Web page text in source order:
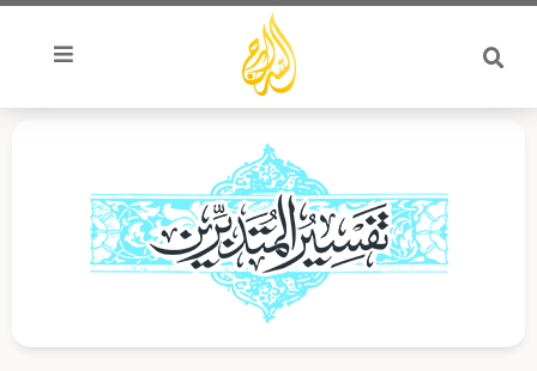
تخطي
المحتوى